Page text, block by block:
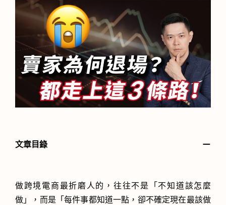
文章目錄 －
做跨境電商最折磨人的，往往不是「不知道該怎麼
做」，而是「每件事都知道一點，卻不確定現在最該做